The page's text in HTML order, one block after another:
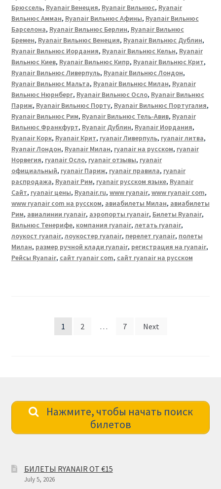
Брюссель, Ryanair Венеция, Ryanair Вильнюс, Ryanair
Вильнюс Амман, Ryanair Вильнюс Афины, Ryanair Вильнюс
Барселона, Ryanair Вильнюс Берлин, Ryanair Вильнюс
Бремен, Ryanair Вильнюс Венеция, Ryanair Вильнюс Дублин,
Ryanair Вильнюс Иордания, Ryanair Вильнюс Кельн, Ryanair
Вильнюс Киев, Ryanair Вильнюс Кипр, Ryanair Вильнюс Крит,
Ryanair Вильнюс Ливерпуль, Ryanair Вильнюс Лондон,
Ryanair Вильнюс Мальта, Ryanair Вильнюс Милан, Ryanair
Вильнюс Нюрнберг, Ryanair Вильнюс Осло, Ryanair Вильнюс
Париж, Ryanair Вильнюс Порту, Ryanair Вильнюс Португалия,
Ryanair Вильнюс Рим, Ryanair Вильнюс Тель-Авив, Ryanair
Вильнюс Франкфурт, Ryanair Дублин, Ryanair Иордания,
Ryanair Корк, Ryanair Крит, ryanair Ливерпуль, ryanair литва,
Ryanair Лондон, Ryanair Милан, ryanair на русском, ryanair
Норвегия, ryanair Осло, ryanair отзывы, ryanair
официальный, ryanair Париж, ryanair правила, ryanair
распродажа, Ryanair Рим, ryanair русском языке, Ryanair
Сайт, ryanair цены, Ryanair.ru, www ryanair, www ryanair com,
www ryanair com на русском, авиабилеты Милан, авиабилеты
Рим, авиалинии ryanair, аэропорты ryanair, Билеты Ryanair,
Вильнюс Тенерифе, компания ryanair, летать ryanair,
лоукост ryanair, лоукостер ryanair, перелет ryanair, полеты
Милан, размер ручной клади ryanair, регистрация на ryanair,
Рейсы Ryanair, сайт ryanair com, сайт ryanair на русском
1 2 … 7 Next
Нажмите, чтобы начать поиск
билетов
БИЛЕТЫ RYANAIR ОТ €15
July 5, 2026